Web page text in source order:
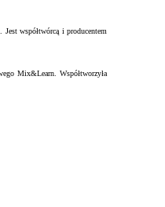
współtwórcą i producentem
Mix&Learn. Współtworzyła